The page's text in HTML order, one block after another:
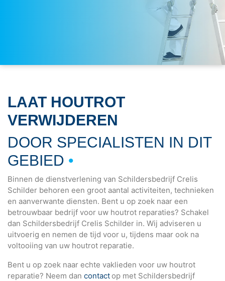
LAAT HOUTROT
VERWIJDEREN
DOOR SPECIALISTEN IN DIT
GEBIED •
Binnen de dienstverlening van Schildersbedrijf Crelis
Schilder behoren een groot aantal activiteiten, technieken
en aanverwante diensten. Bent u op zoek naar een
betrouwbaar bedrijf voor uw houtrot reparaties? Schakel
dan Schildersbedrijf Crelis Schilder in. Wij adviseren u
uitvoerig en nemen de tijd voor u, tijdens maar ook na
voltooiing van uw houtrot reparatie.
Bent u op zoek naar echte vaklieden voor uw houtrot
reparatie? Neem dan contact op met Schildersbedrijf